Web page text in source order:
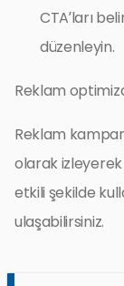
CTA’ları
düzenleyin.
Reklam
Reklam
olarak
etkili şekilde
ulaşabilirsiniz.